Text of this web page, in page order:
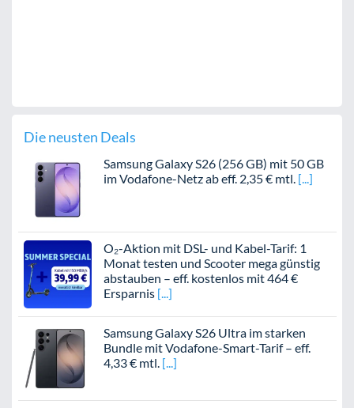
Die neusten Deals
Samsung Galaxy S26 (256 GB) mit 50 GB
im Vodafone-Netz ab eff. 2,35 € mtl.
O₂-Aktion mit DSL- und Kabel-Tarif: 1
Monat testen und Scooter mega günstig
abstauben – eff. kostenlos mit 464 €
Ersparnis
Samsung Galaxy S26 Ultra im starken
Bundle mit Vodafone-Smart-Tarif – eff.
4,33 € mtl.